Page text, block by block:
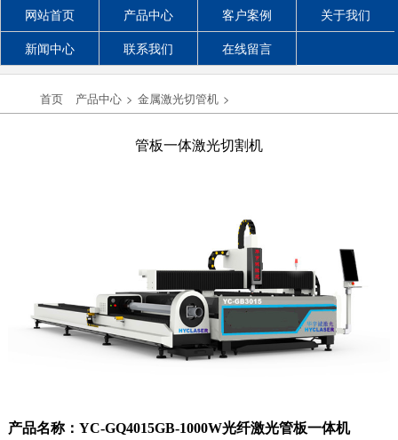
网站首页 产品中心 客户案例
关于我们
新闻中心
联系我们 在线留言
首页 产品中心 > 金属激光切管机 >
管板一体激光切割机
产品名称： YC-GQ4015GB-1000W光纤激光管板一体机